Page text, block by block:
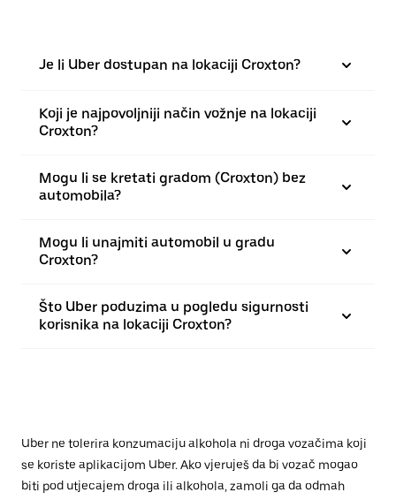
Je li Uber dostupan na lokaciji Croxton?
Koji je najpovoljniji način vožnje na lokaciji
Croxton?
Mogu li se kretati gradom (Croxton) bez
automobila?
Mogu li unajmiti automobil u gradu
Croxton?
Što Uber poduzima u pogledu sigurnosti
korisnika na lokaciji Croxton?
Uber ne tolerira konzumaciju alkohola ni droga vozačima koji
se koriste aplikacijom Uber. Ako vjeruješ da bi vozač mogao
biti pod utjecajem droga ili alkohola, zamoli ga da odmah